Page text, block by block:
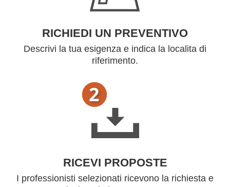
RICHIEDI UN PREVENTIVO
Descrivi la tua esigenza e indica la localita di
riferimento.
RICEVI PROPOSTE
I professionisti selezionati ricevono la richiesta e